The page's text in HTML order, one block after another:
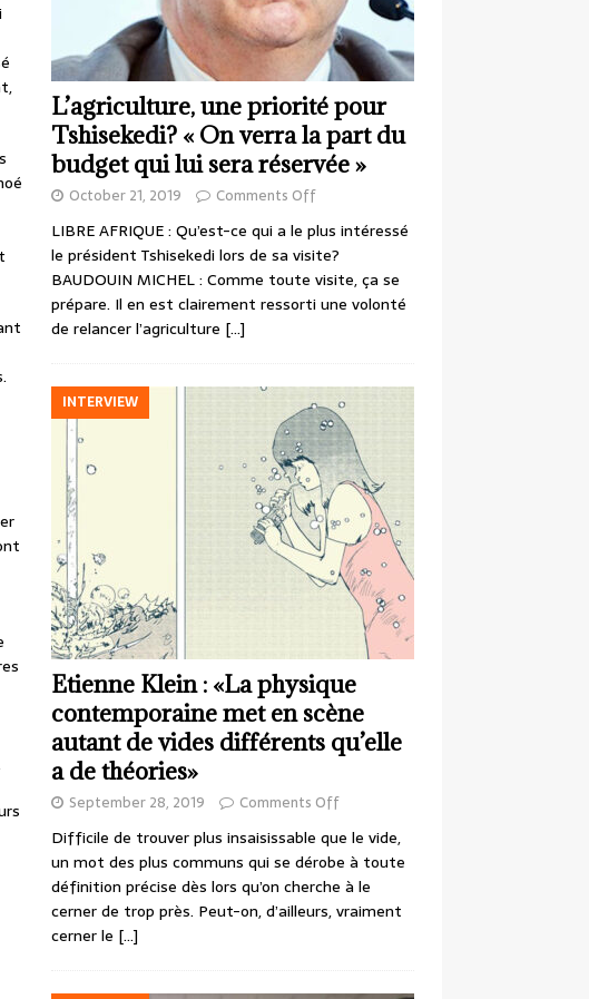
L’agriculture, une priorité pour
Tshisekedi? « On verra la part du
budget qui lui sera réservée »
October 21, 2019 Comments Off
LIBRE AFRIQUE : Qu’est-ce qui a le plus intéressé
le président Tshisekedi lors de sa visite?
BAUDOUIN MICHEL : Comme toute visite, ça se
prépare. Il en est clairement ressorti une volonté
de relancer l’agriculture […]
INTERVIEW
Etienne Klein : «La physique
contemporaine met en scène
autant de vides différents qu’elle
a de théories»
September 28, 2019 Comments Off
Difficile de trouver plus insaisissable que le vide,
un mot des plus communs qui se dérobe à toute
définition précise dès lors qu’on cherche à le
cerner de trop près. Peut-on, d’ailleurs, vraiment
cerner le […]